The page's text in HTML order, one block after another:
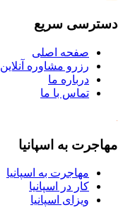
دسترسی سریع
صفحه اصلی
رزرو مشاوره آنلاین
درباره ما
تماس با ما
مهاجرت به اسپانیا
مهاجرت به اسپانیا
کار در اسپانیا
ویزای اسپانیا